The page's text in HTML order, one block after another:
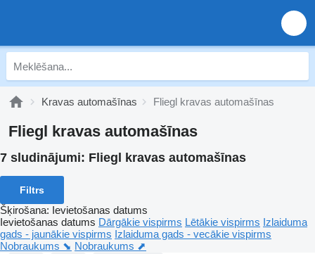
Kravas automašīnas Fliegl kravas automašīnas
Fliegl kravas automašīnas
7 sludinājumi: Fliegl kravas automašīnas
Filtrs
Šķirošana: Ievietošanas datums
Ievietošanas datums Dārgākie vispirms Lētākie vispirms Izlaiduma
gads - jaunākie vispirms Izlaiduma gads - vecākie vispirms
Nobraukums ⬊ Nobraukums ⬈